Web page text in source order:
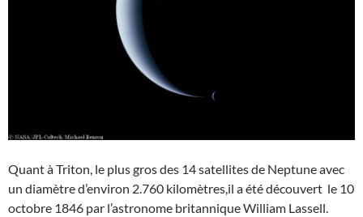
Quant à Triton, le plus gros des 14 satellites de Neptune avec
un diamètre d’environ 2.760 kilomètres,il a été découvert le 10
octobre 1846 par l’astronome britannique William Lassell.